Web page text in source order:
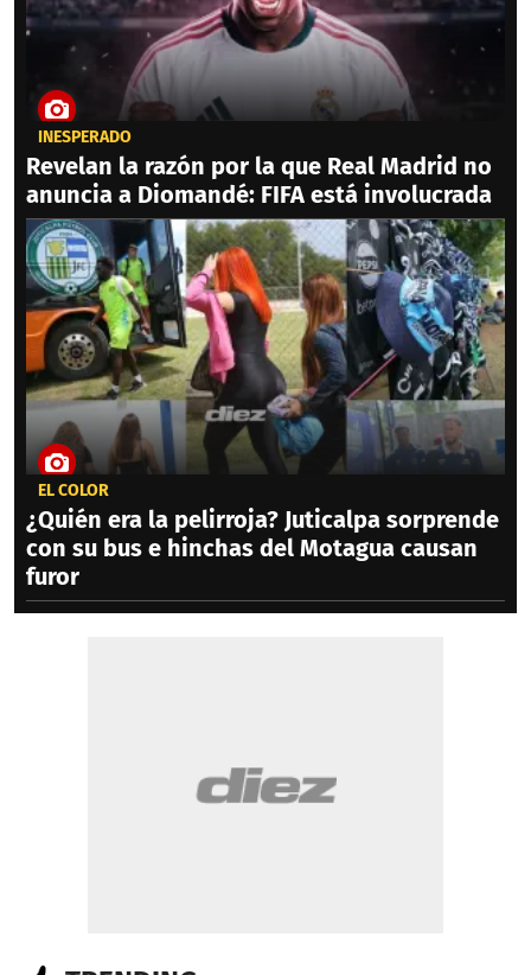
INESPERADO
Revelan la razón por la que Real Madrid no
anuncia a Diomandé: FIFA está involucrada
EL COLOR
¿Quién era la pelirroja? Juticalpa sorprende
con su bus e hinchas del Motagua causan
furor